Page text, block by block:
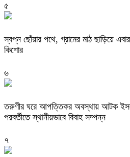
৫
স্বপ্ন ছোঁয়ার পথে, গ্রামের মাঠ ছাড়িয়ে
কিশোর
৬
তরুণীর ঘরে আপত্তিকর অবস্থায় আটক
পরবর্তীতে স্থানীয়ভাবে বিবাহ সম্পন্ন
৭